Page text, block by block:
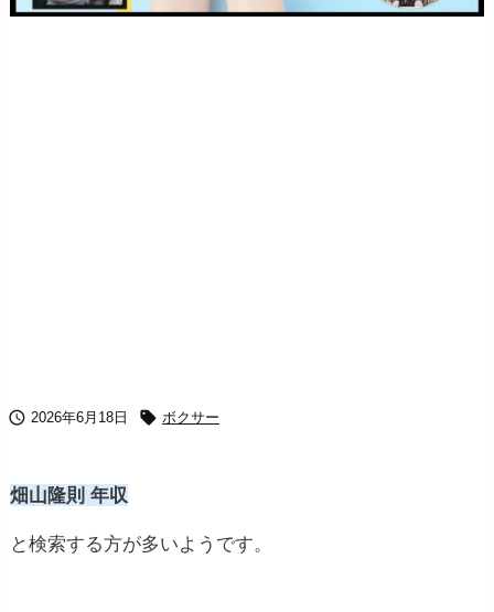
 2026年6月18日  ボクサー
畑山隆則 年収
と検索する方が多いようです。